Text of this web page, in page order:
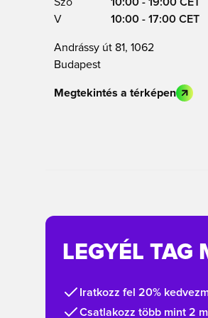
V
10:00 - 17:00 CET
Andrássy út 81, 1062
Budapest
Megtekintés a térképen
LEGYÉL TAG
Iratkozz fel 20%
Csatlakozz több mint 2